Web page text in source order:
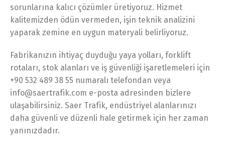
sorunlarına kalıcı çözümler üretiyoruz. Hizmet
kalitemizden ödün vermeden, işin teknik analizini
yaparak zemine en uygun materyali belirliyoruz.
Fabrikanızın ihtiyaç duyduğu yaya yolları, forklift
rotaları, stok alanları ve iş güvenliği işaretlemeleri için
+90 532 489 38 55 numaralı telefondan veya
info@saertrafik.com e-posta adresinden bizlere
ulaşabilirsiniz. Saer Trafik, endüstriyel alanlarınızı
daha güvenli ve düzenli hale getirmek için her zaman
yanınızdadır.